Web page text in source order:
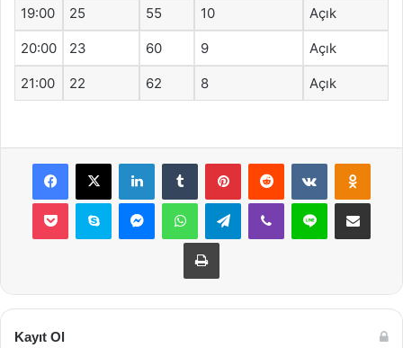
19:00 25 55 10 Açık
20:00 23 60 9 Açık
21:00 22 62 8 Açık
Facebook
X LinkedInTumblr PinterestReddit VKontakte
Pocket Skype MessengerWhatsAppTelegramViber Line E-Posta ile
Yazdır
Kayıt Ol